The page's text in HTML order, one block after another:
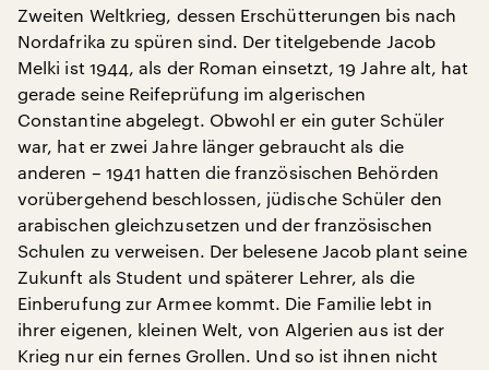
Zweiten Weltkrieg, dessen Erschütterungen bis nach
Nordafrika zu spüren sind. Der titelgebende Jacob
Melki ist 1944, als der Roman einsetzt, 19 Jahre alt, hat
gerade seine Reifeprüfung im algerischen
Constantine abgelegt. Obwohl er ein guter Schüler
war, hat er zwei Jahre länger gebraucht als die
anderen – 1941 hatten die französischen Behörden
vorübergehend beschlossen, jüdische Schüler den
arabischen gleichzusetzen und der französischen
Schulen zu verweisen. Der belesene Jacob plant seine
Zukunft als Student und späterer Lehrer, als die
Einberufung zur Armee kommt. Die Familie lebt in
ihrer eigenen, kleinen Welt, von Algerien aus ist der
Krieg nur ein fernes Grollen. Und so ist ihnen nicht